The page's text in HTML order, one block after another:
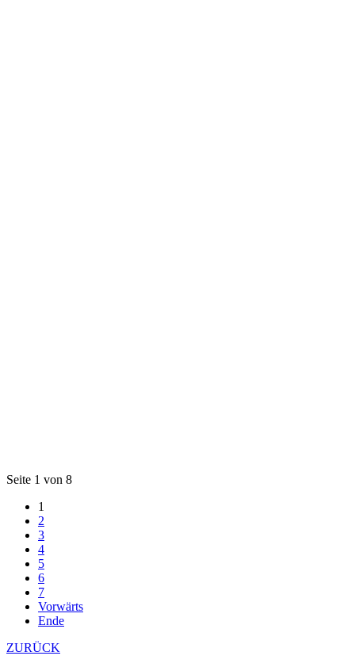
Seite 1 von 8
1
2
3
4
5
6
7
Vorwärts
Ende
ZURÜCK